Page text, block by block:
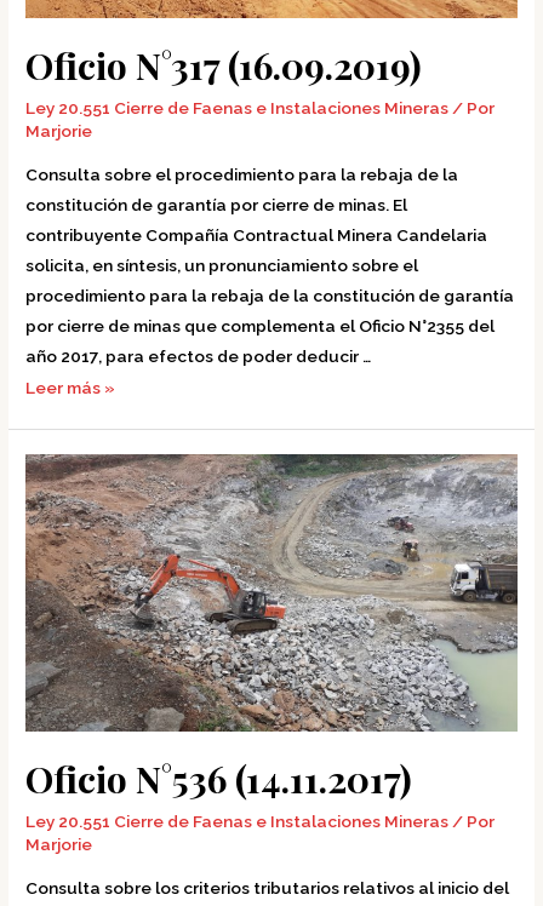
Oficio N°317 (16.09.2019)
Ley 20.551 Cierre de Faenas e Instalaciones Mineras/ Por
Marjorie
Consulta sobre el procedimiento para la rebaja de la
constitución de garantía por cierre de minas. El
contribuyente Compañía Contractual Minera Candelaria
solicita, en síntesis, un pronunciamiento sobre el
procedimiento para la rebaja de la constitución de garantía
por cierre de minas que complementa el Oficio N°2355 del
año 2017, para efectos de poder deducir …
Leer más »
Oficio N°536 (14.11.2017)
Ley 20.551 Cierre de Faenas e Instalaciones Mineras/ Por
Marjorie
Consulta sobre los criterios tributarios relativos al inicio del
Oficio
N°536
(14.11.2017)